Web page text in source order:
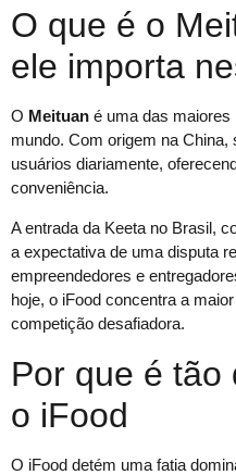
O que é o
ele importa
O Meituan é uma das maiores
mundo. Com origem na
usuários diariamente,
conveniência.
A entrada da Keeta no Brasil,
a expectativa de uma disputa
empreendedores e
hoje, o iFood concentra a
competição desafiadora.
Por que é
o iFood
O iFood detém uma fatia